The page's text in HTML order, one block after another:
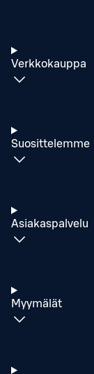
Verkkokauppa
Suosittelemme
Asiakaspalvelu
Myymälät